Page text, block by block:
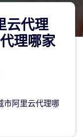
云代理
理哪家
市阿里云代理哪